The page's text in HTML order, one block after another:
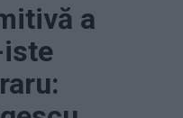
a
iste